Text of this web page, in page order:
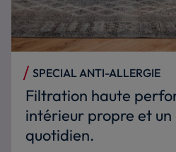
SPECIAL ANTI-ALLERGIE
Filtration haute
intérieur propre et
quotidien.